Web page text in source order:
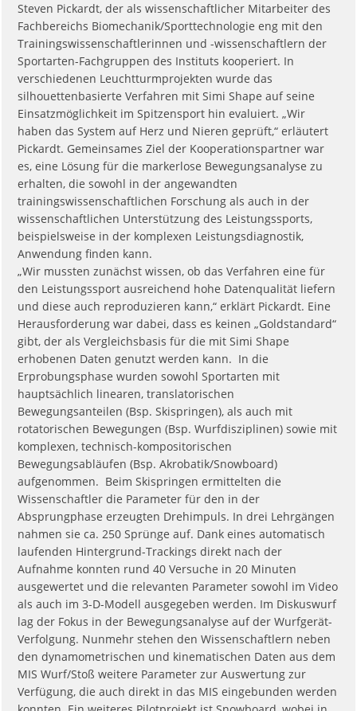
Steven Pickardt, der als wissenschaftlicher Mitarbeiter des
Fachbereichs Biomechanik/Sporttechnologie eng mit den
Trainingswissenschaftlerinnen und -wissenschaftlern der
Sportarten-Fachgruppen des Instituts kooperiert. In
verschiedenen Leuchtturmprojekten wurde das
silhouettenbasierte Verfahren mit Simi Shape auf seine
Einsatzmöglichkeit im Spitzensport hin evaluiert. „Wir
haben das System auf Herz und Nieren geprüft,“ erläutert
Pickardt. Gemeinsames Ziel der Kooperationspartner war
es, eine Lösung für die markerlose Bewegungsanalyse zu
erhalten, die sowohl in der angewandten
trainingswissenschaftlichen Forschung als auch in der
wissenschaftlichen Unterstützung des Leistungssports,
beispielsweise in der komplexen Leistungsdiagnostik,
Anwendung finden kann.
„Wir mussten zunächst wissen, ob das Verfahren eine für
den Leistungssport ausreichend hohe Datenqualität liefern
und diese auch reproduzieren kann,“ erklärt Pickardt. Eine
Herausforderung war dabei, dass es keinen „Goldstandard“
gibt, der als Vergleichsbasis für die mit Simi Shape
erhobenen Daten genutzt werden kann. In die
Erprobungsphase wurden sowohl Sportarten mit
hauptsächlich linearen, translatorischen
Bewegungsanteilen (Bsp. Skispringen), als auch mit
rotatorischen Bewegungen (Bsp. Wurfdisziplinen) sowie mit
komplexen, technisch-kompositorischen
Bewegungsabläufen (Bsp. Akrobatik/Snowboard)
aufgenommen. Beim Skispringen ermittelten die
Wissenschaftler die Parameter für den in der
Absprungphase erzeugten Drehimpuls. In drei Lehrgängen
nahmen sie ca. 250 Sprünge auf. Dank eines automatisch
laufenden Hintergrund-Trackings direkt nach der
Aufnahme konnten rund 40 Versuche in 20 Minuten
ausgewertet und die relevanten Parameter sowohl im Video
als auch im 3-D-Modell ausgegeben werden. Im Diskuswurf
lag der Fokus in der Bewegungsanalyse auf der Wurfgerät-
Verfolgung. Nunmehr stehen den Wissenschaftlern neben
den dynamometrischen und kinematischen Daten aus dem
MIS Wurf/Stoß weitere Parameter zur Auswertung zur
Verfügung, die auch direkt in das MIS eingebunden werden